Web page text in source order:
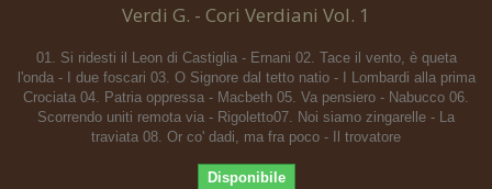
Verdi G. - Cori Verdiani Vol. 1
01. Si ridesti il Leon di Castiglia - Ernani 02. Tace il vento, è queta
l'onda - I due foscari 03. O Signore dal tetto natio - I Lombardi alla prima
Crociata 04. Patria oppressa - Macbeth 05. Va pensiero - Nabucco 06.
Scorrendo uniti remota via - Rigoletto07. Noi siamo zingarelle - La
traviata 08. Or co' dadi, ma fra poco - Il trovatore
Disponibile